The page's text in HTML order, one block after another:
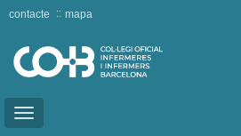
Toggle
contacte mapa